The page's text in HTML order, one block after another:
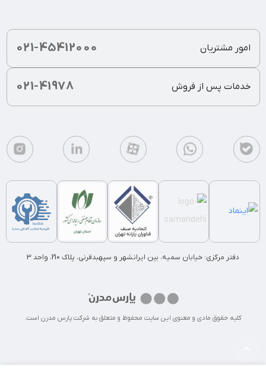
021-45412000 امور مشتریان
021-41978 خدمات پس از فروش
دفتر مرکزی: خیابان سمیه، بین ایرانشهر و سپهبدقرنی، پلاک 210، واحد 3
کلیه حقوق مادی و معنوی این سایت محفوظ و متعلق به شرکت پارس مدرن است.